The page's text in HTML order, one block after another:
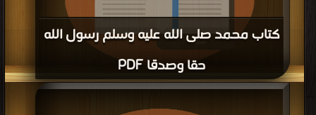
كتاب محمد صلى الله عليه وسلم رسول الله
حقا وصدقا PDF
قراءة و تحميل كتاب كتاب محمد صلى الله عليه وسلم رسول الله حقا وصدقا PDF
كتب في مجانا| التحميل : مرة/مرات